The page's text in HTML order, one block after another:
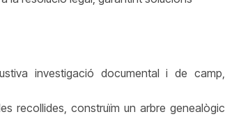
investigació documental i de camp,
recollides, construïm un arbre genealògic